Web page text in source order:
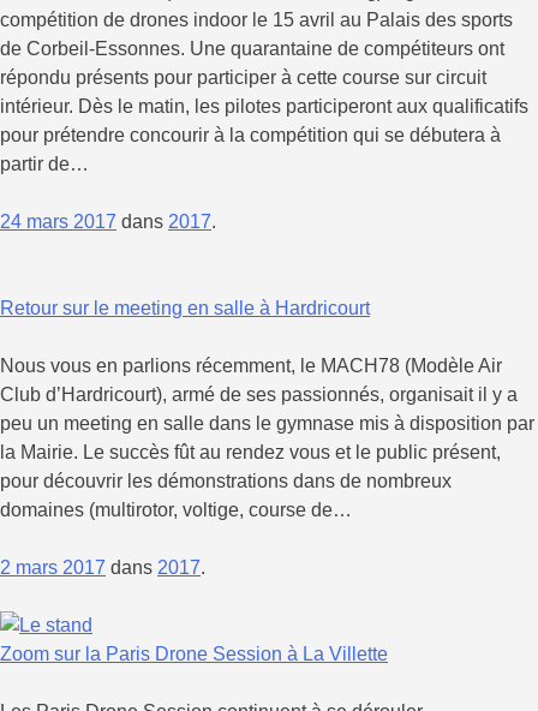
compétition de drones indoor le 15 avril au Palais des sports
de Corbeil-Essonnes. Une quarantaine de compétiteurs ont
répondu présents pour participer à cette course sur circuit
intérieur. Dès le matin, les pilotes participeront aux qualificatifs
pour prétendre concourir à la compétition qui se débutera à
partir de…
24 mars 2017 dans 2017.
Retour sur le meeting en salle à Hardricourt
Nous vous en parlions récemment, le MACH78 (Modèle Air
Club d’Hardricourt), armé de ses passionnés, organisait il y a
peu un meeting en salle dans le gymnase mis à disposition par
la Mairie. Le succès fût au rendez vous et le public présent,
pour découvrir les démonstrations dans de nombreux
domaines (multirotor, voltige, course de…
2 mars 2017 dans 2017.
Zoom sur la Paris Drone Session à La Villette